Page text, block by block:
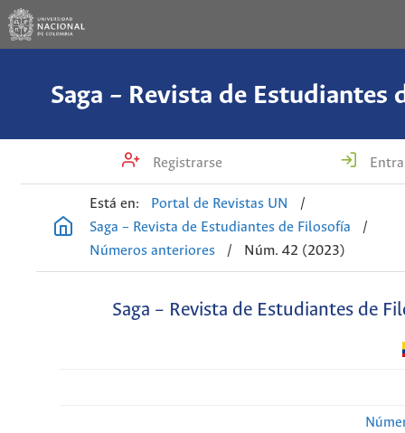
Saga – Revista de Estudiantes
Registrarse
Está en: Portal de Revistas UN
/
Saga – Revista de Estudiantes de Filosofía
/
Números anteriores
/ Núm. 42 (2023)
Saga – Revista de Estudiantes de